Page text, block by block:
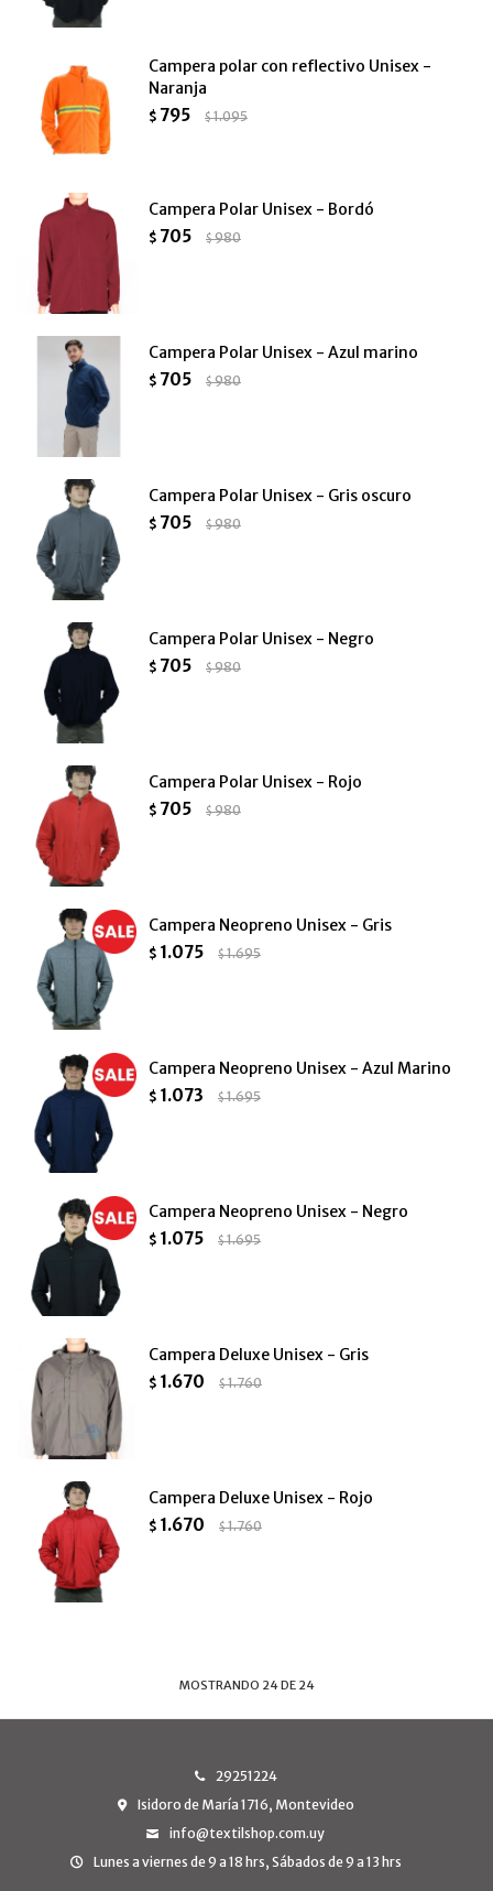
Campera polar con reflectivo Unisex -
Naranja
$ 795 $1.095
Campera Polar Unisex - Bordó
$ 705 $980
Campera Polar Unisex - Azul marino
$ 705 $980
Campera Polar Unisex - Gris oscuro
$ 705 $980
Campera Polar Unisex - Negro
$ 705 $980
Campera Polar Unisex - Rojo
$ 705 $980
Campera Neopreno Unisex - Gris
$ 1.075 $1.695
Campera Neopreno Unisex - Azul Marino
$ 1.073 $1.695
Campera Neopreno Unisex - Negro
$ 1.075 $1.695
Campera Deluxe Unisex - Gris
$ 1.670 $1.760
Campera Deluxe Unisex - Rojo
$ 1.670 $1.760
MOSTRANDO 24DE 24
29251224
Isidoro de María 1716, Montevideo
info@textilshop.com.uy
Lunes a viernes de 9 a 18 hrs, Sábados de 9 a 13 hrs